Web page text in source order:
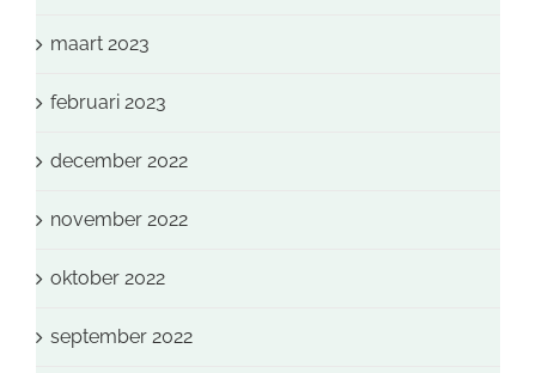
maart 2023
februari 2023
december 2022
november 2022
oktober 2022
september 2022